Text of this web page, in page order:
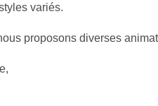
variés.
proposons diverses